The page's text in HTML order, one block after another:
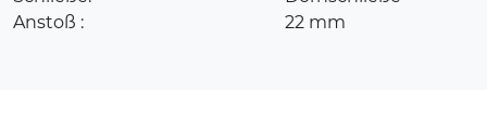
Anstoß :
22 mm